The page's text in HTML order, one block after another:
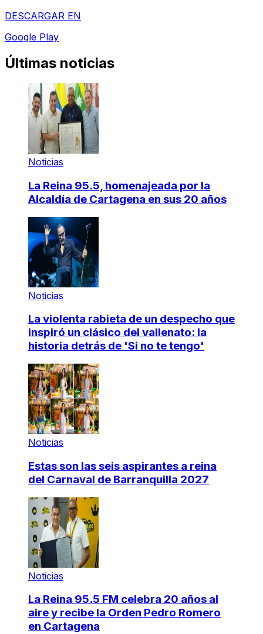
DESCARGAR EN
Google Play
Últimas noticias
Noticias
La Reina 95.5, homenajeada por la
Alcaldía de Cartagena en sus 20 años
Noticias
La violenta rabieta de un despecho que
inspiró un clásico del vallenato: la
historia detrás de 'Si no te tengo'
Noticias
Estas son las seis aspirantes a reina
del Carnaval de Barranquilla 2027
Noticias
La Reina 95.5 FM celebra 20 años al
aire y recibe la Orden Pedro Romero
en Cartagena